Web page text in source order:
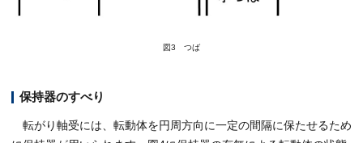
図3 つば
保持器のすべり
転がり軸受には、転動体を円周方向に一定の間隔に保たせるため